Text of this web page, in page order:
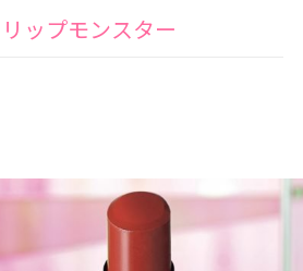
ップモンスター